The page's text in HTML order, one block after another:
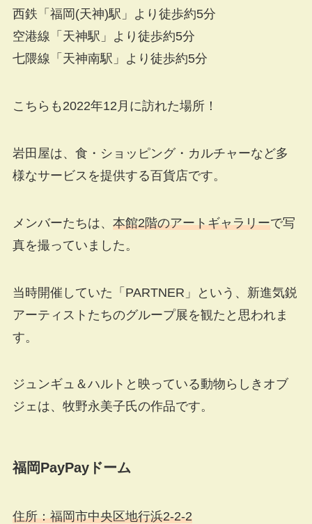
西鉄「福岡(天神)駅」より徒歩約5分
空港線「天神駅」より徒歩約5分
七隈線「天神南駅」より徒歩約5分
こちらも2022年12月に訪れた場所！
岩田屋は、食・ショッピング・カルチャーなど多
様なサービスを提供する百貨店です。
メンバーたちは、 本館2階のアートギャラリーで写
真を撮っていました。
当時開催していた「PARTNER」という、新進気鋭
アーティストたちのグループ展を観たと思われま
す。
ジュンギュ＆ハルトと映っている動物らしきオブ
ジェは、牧野永美子氏の作品です。
福岡PayPayドーム
住所：福岡市中央区地行浜2-2-2